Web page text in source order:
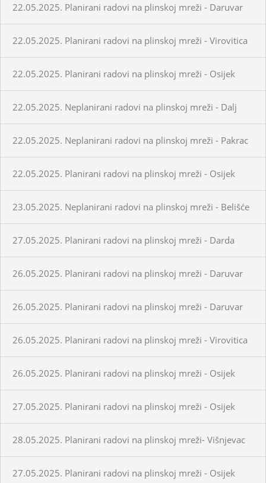
22.05.2025. Planirani radovi na plinskoj mreži - Daruvar
22.05.2025. Planirani radovi na plinskoj mreži - Virovitica
22.05.2025. Planirani radovi na plinskoj mreži - Osijek
22.05.2025. Neplanirani radovi na plinskoj mreži - Dalj
22.05.2025. Neplanirani radovi na plinskoj mreži - Pakrac
22.05.2025. Planirani radovi na plinskoj mreži - Osijek
23.05.2025. Neplanirani radovi na plinskoj mreži - Belišće
27.05.2025. Planirani radovi na plinskoj mreži - Darda
26.05.2025. Planirani radovi na plinskoj mreži - Daruvar
26.05.2025. Planirani radovi na plinskoj mreži - Daruvar
26.05.2025. Planirani radovi na plinskoj mreži - Virovitica
26.05.2025. Planirani radovi na plinskoj mreži - Osijek
27.05.2025. Planirani radovi na plinskoj mreži - Osijek
28.05.2025. Planirani radovi na plinskoj mreži- Višnjevac
27.05.2025. Planirani radovi na plinskoj mreži - Osijek